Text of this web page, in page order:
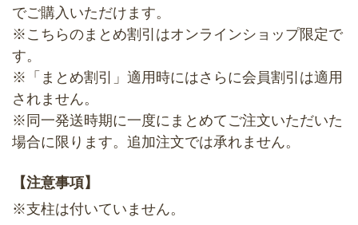
でご購入いただけます。
※こちらのまとめ割引はオンラインショップ限定で
す。
※「まとめ割引」適用時にはさらに会員割引は適用
されません。
※同一発送時期に一度にまとめてご注文いただいた
場合に限ります。追加注文では承れません。
【注意事項】
※支柱は付いていません。